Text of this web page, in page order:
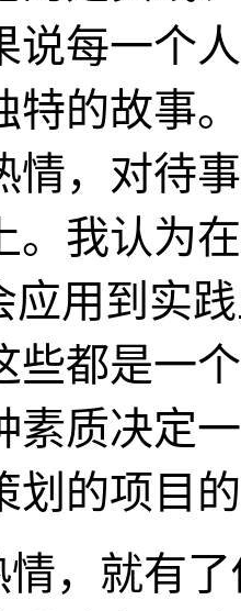
说每一个
特的故事
情，对待
。我认为
应用到实
些都是一
素质决定
划的项目
情，就有